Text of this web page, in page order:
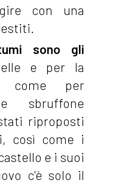
con una
sono gli
e per la
come per
sbruffone
riproposti
così come i
e i suoi
c'è solo il